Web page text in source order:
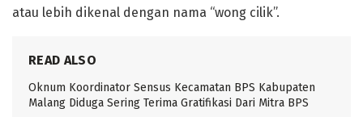
atau lebih dikenal dengan nama “wong cilik”.
READ ALSO
Oknum Koordinator Sensus Kecamatan BPS Kabupaten
Malang Diduga Sering Terima Gratifikasi Dari Mitra BPS